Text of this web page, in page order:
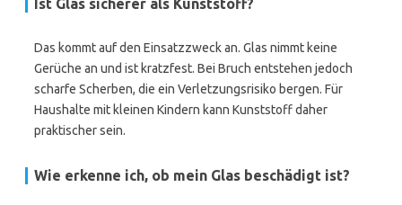
Ist Glas sicherer als Kunststoff?
Das kommt auf den Einsatzzweck an. Glas nimmt keine
Gerüche an und ist kratzfest. Bei Bruch entstehen jedoch
scharfe Scherben, die ein Verletzungsrisiko bergen. Für
Haushalte mit kleinen Kindern kann Kunststoff daher
praktischer sein.
Wie erkenne ich, ob mein Glas beschädigt ist?